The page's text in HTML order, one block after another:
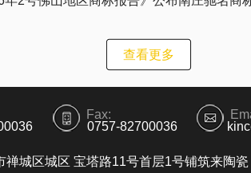
查看更多
Fax:
0757-82700036
禅城区城区 宝塔路11号首层1号铺筑来陶瓷